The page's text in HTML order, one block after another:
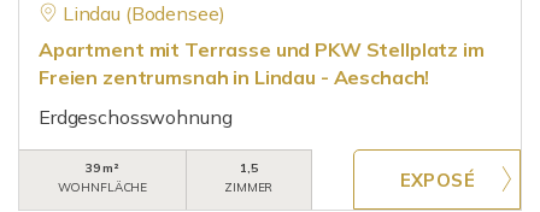
Lindau (Bodensee)
Apartment mit Terrasse und PKW Stellplatz im
Freien zentrumsnah in Lindau - Aeschach!
Erdgeschosswohnung
39 m²
WOHNFLÄCHE
1,5
ZIMMER